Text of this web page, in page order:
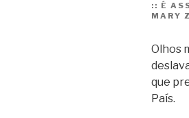
:: É
MARY
Olhos
que
País.